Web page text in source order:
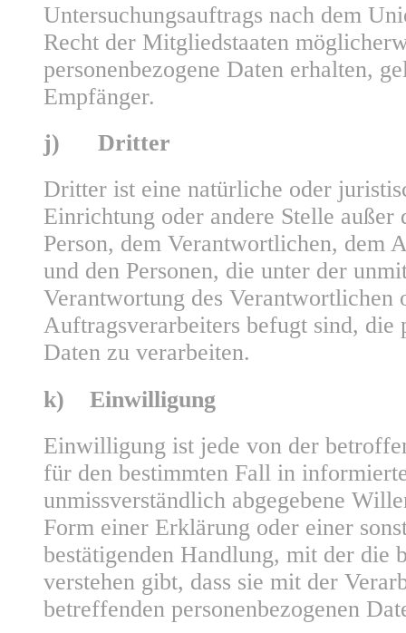
Untersuchungsauftrags nach dem
Recht der Mitgliedstaaten
personenbezogene Daten erhalten,
Empfänger.
j) Dritter
Dritter ist eine natürliche oder
Einrichtung oder andere Stelle außer
Person, dem Verantwortlichen, dem
und den Personen, die unter der
Verantwortung des Verantwortlichen
Auftragsverarbeiters befugt sind, die
Daten zu verarbeiten.
k) Einwilligung
Einwilligung ist jede von der
für den bestimmten Fall in
unmissverständlich abgegebene
Form einer Erklärung oder einer
bestätigenden Handlung, mit der die
verstehen gibt, dass sie mit der
betreffenden personenbezogenen